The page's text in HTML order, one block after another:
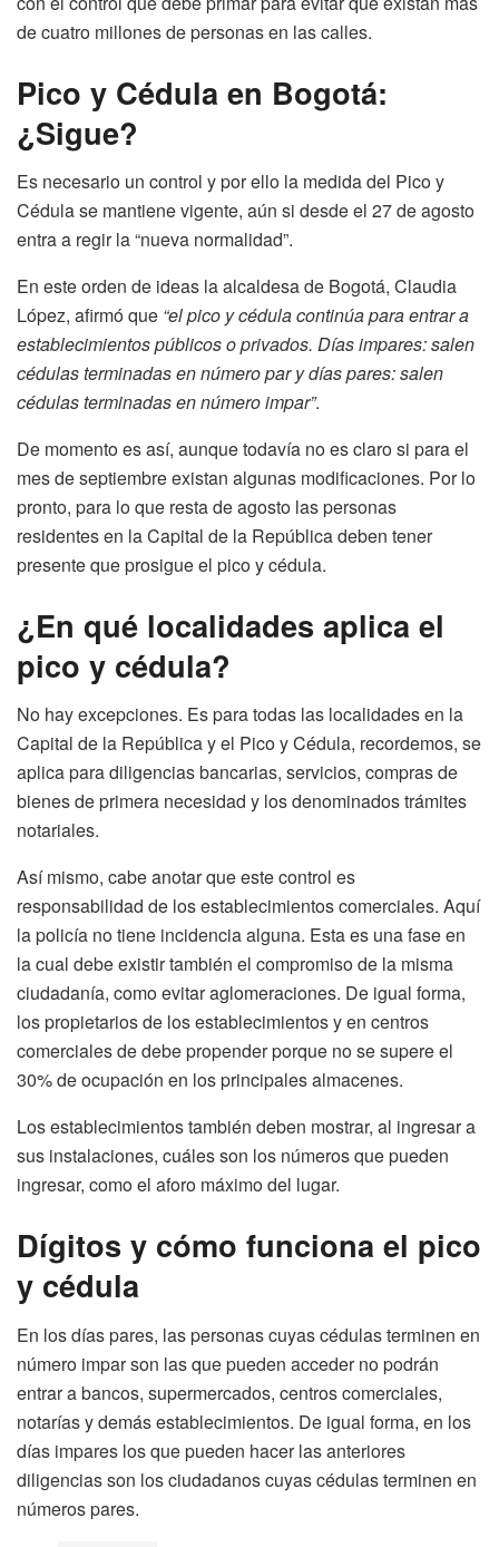
de cuatro millones de personas en las calles.
Pico y Cédula en Bogotá:
¿Sigue?
Es necesario un control y por ello la medida del Pico y
Cédula se mantiene vigente, aún si desde el 27 de agosto
entra a regir la “nueva normalidad”.
En este orden de ideas la alcaldesa de Bogotá, Claudia
López, afirmó que “el pico y cédula continúa para entrar a
establecimientos públicos o privados. Días impares: salen
cédulas terminadas en número par y días pares: salen
cédulas terminadas en número impar”.
De momento es así, aunque todavía no es claro si para el
mes de septiembre existan algunas modificaciones. Por lo
pronto, para lo que resta de agosto las personas
residentes en la Capital de la República deben tener
presente que prosigue el pico y cédula.
¿En qué localidades aplica el
pico y cédula?
No hay excepciones. Es para todas las localidades en la
Capital de la República y el Pico y Cédula, recordemos, se
aplica para diligencias bancarias, servicios, compras de
bienes de primera necesidad y los denominados trámites
notariales.
Así mismo, cabe anotar que este control es
responsabilidad de los establecimientos comerciales. Aquí
la policía no tiene incidencia alguna. Esta es una fase en
la cual debe existir también el compromiso de la misma
ciudadanía, como evitar aglomeraciones. De igual forma,
los propietarios de los establecimientos y en centros
comerciales de debe propender porque no se supere el
30% de ocupación en los principales almacenes.
Los establecimientos también deben mostrar, al ingresar a
sus instalaciones, cuáles son los números que pueden
ingresar, como el aforo máximo del lugar.
Dígitos y cómo funciona el pico
y cédula
En los días pares, las personas cuyas cédulas terminen en
número impar son las que pueden acceder no podrán
entrar a bancos, supermercados, centros comerciales,
notarías y demás establecimientos. De igual forma, en los
días impares los que pueden hacer las anteriores
diligencias son los ciudadanos cuyas cédulas terminen en
números pares.